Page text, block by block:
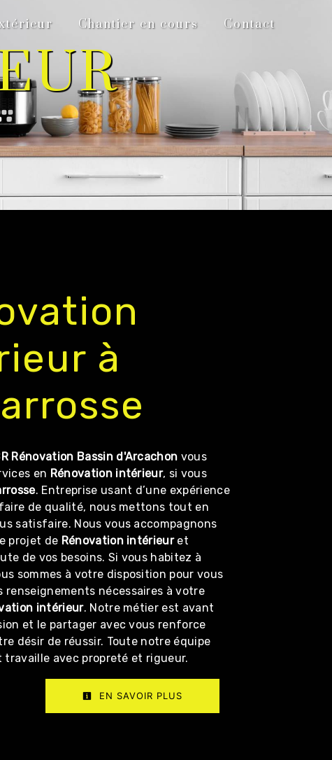
Chantier en cours Contact
à
Rénovation Bassin d'Arcachon vous
en Rénovation intérieur, si vous
. Entreprise usant d’une expérience
de qualité, nous mettons tout en
satisfaire. Nous vous accompagnons
projet de Rénovation intérieuret
de vos besoins. Si vous habitez à
sommes à votre disposition pour vous
renseignements nécessaires à votre
intérieur. Notre métier est avant
et le partager avec vous renforce
désir de réussir. Toute notre équipe
avec propreté et rigueur.
EN SAVOIR PLUS